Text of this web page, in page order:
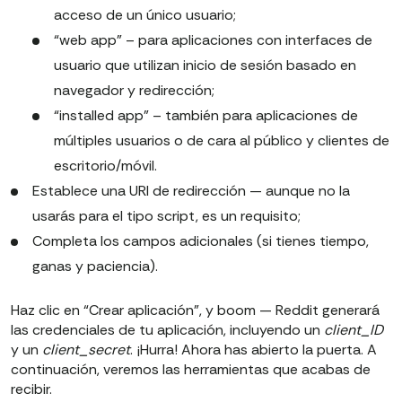
acceso de un único usuario;
“web app” – para aplicaciones con interfaces de
usuario que utilizan inicio de sesión basado en
navegador y redirección;
“installed app” – también para aplicaciones de
múltiples usuarios o de cara al público y clientes de
escritorio/móvil.
Establece una URI de redirección — aunque no la
usarás para el tipo script, es un requisito;
Completa los campos adicionales (si tienes tiempo,
ganas y paciencia).
Haz clic en “Crear aplicación”, y boom — Reddit generará
las credenciales de tu aplicación, incluyendo un client_ID
y un client_secret. ¡Hurra! Ahora has abierto la puerta. A
continuación, veremos las herramientas que acabas de
recibir.